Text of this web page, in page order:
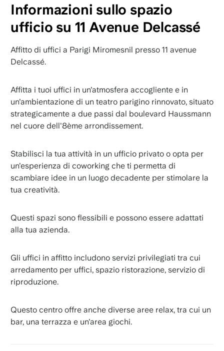
Informazioni sullo spazio
ufficio su 11 Avenue Delcassé
Affitto di uffici a Parigi Miromesnil presso 11 avenue
Delcassé.
Affitta i tuoi uffici in un'atmosfera accogliente e in
un'ambientazione di un teatro parigino rinnovato, situato
strategicamente a due passi dal boulevard Haussmann
nel cuore dell'8ème arrondissement.
Stabilisci la tua attività in un ufficio privato o opta per
un'esperienza di coworking che ti permetta di
scambiare idee in un luogo decadente per stimolare la
tua creatività.
Questi spazi sono flessibili e possono essere adattati
alla tua azienda.
Gli uffici in affitto includono servizi privilegiati tra cui
arredamento per uffici, spazio ristorazione, servizio di
riproduzione.
Questo centro offre anche diverse aree relax, tra cui un
bar, una terrazza e un'area giochi.